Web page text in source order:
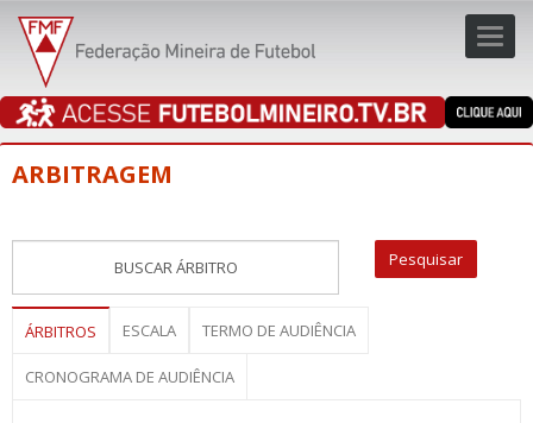
ARBITRAGEM
ÁRBITROS ESCALA TERMO DE AUDIÊNCIA
CRONOGRAMA DE AUDIÊNCIA